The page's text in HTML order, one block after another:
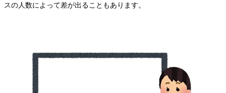
スの人数によって差が出ることもあります。